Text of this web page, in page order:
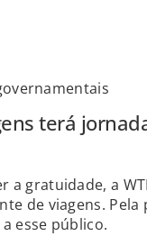
terá
a gratuidade, a
de viagens.
esse público.